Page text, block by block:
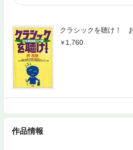
クラシックを聴け！
1,760
作品情報